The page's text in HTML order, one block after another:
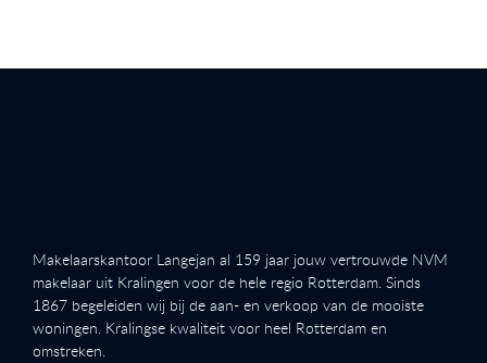
Makelaarskantoor Langejan al 159 jaar jouw vertrouwde NVM
makelaar uit Kralingen voor de hele regio Rotterdam. Sinds
1867 begeleiden wij bij de aan- en verkoop van de mooiste
woningen. Kralingse kwaliteit voor heel Rotterdam en
omstreken.